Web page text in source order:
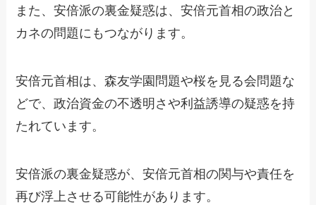
また、安倍派の裏金疑惑は、安倍元首相の政治と
カネの問題にもつながります。
安倍元首相は、森友学園問題や桜を見る会問題な
どで、政治資金の不透明さや利益誘導の疑惑を持
たれています。
安倍派の裏金疑惑が、安倍元首相の関与や責任を
再び浮上させる可能性があります。